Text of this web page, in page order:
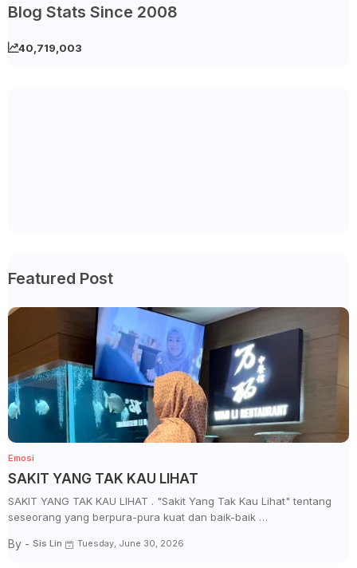
Blog Stats Since 2008
40,719,003
Featured Post
Emosi
SAKIT YANG TAK KAU LIHAT
SAKIT YANG TAK KAU LIHAT . "Sakit Yang Tak Kau Lihat" tentang
seseorang yang berpura-pura kuat dan baik-baik …
By - Sis Lin Tuesday, June 30, 2026